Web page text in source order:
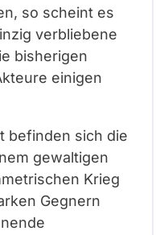
so scheint es
verbliebene
bisherigen
einigen
befinden sich die
gewaltigen
Krieg
Gegnern